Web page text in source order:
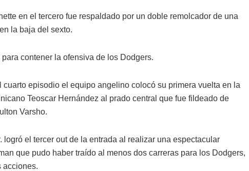
en el tercero fue respaldado por un doble remolcador de una
la baja del sexto.
contener la ofensiva de los Dodgers.
episodio el equipo angelino colocó su primera vuelta en la
Teoscar Hernández al prado central que fue fildeado de
Varsho.
logró el tercer out de la entrada al realizar una espectacular
que pudo haber traído al menos dos carreras para los Dodgers,
acciones.